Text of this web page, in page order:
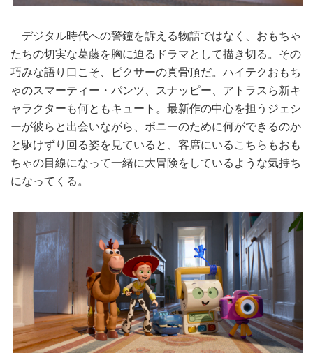
デジタル時代への警鐘を訴える物語ではなく、おもちゃ
たちの切実な葛藤を胸に迫るドラマとして描き切る。その
巧みな語り口こそ、ピクサーの真骨頂だ。ハイテクおもち
ゃのスマーティー・パンツ、スナッピー、アトラスら新キ
ャラクターも何ともキュート。最新作の中心を担うジェシ
ーが彼らと出会いながら、ボニーのために何ができるのか
と駆けずり回る姿を見ていると、客席にいるこちらもおも
ちゃの目線になって一緒に大冒険をしているような気持ち
になってくる。